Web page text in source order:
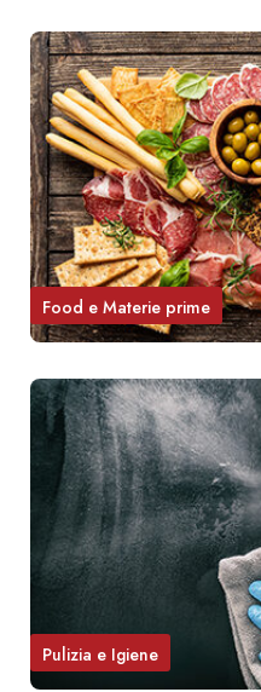
Food e Materie prime
Pulizia e Igiene